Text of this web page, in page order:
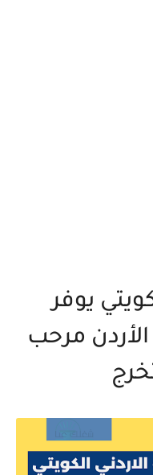
يوفر
مرحب